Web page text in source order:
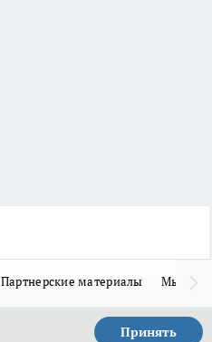
Партнерские материалы Мы в
Принять